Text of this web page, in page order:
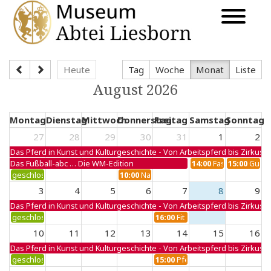
Heute Tag Woche Monat Liste
August 2026
MontagDienstagMittwochDonnerstagFreitag SamstagSonntag
27
28 29 30 31 1 2
Das Pferd in Kunst und Kulturgeschichte - Von Arbeitspferd bis
Das Fußball-abc … Die WM-Edition
14:00Faszination
15:00Gut
geschlossen
10:00Nadel, Stoff & Pferdeglück
3 4 5 6 7 8 9
Das Pferd in Kunst und Kulturgeschichte - Von Arbeitspferd bis
geschlossen
16:00Fit durch Futter – die
10 11 12 13 14 15 16
Das Pferd in Kunst und Kulturgeschichte - Von Arbeitspferd bis
geschlossen
15:00Pferd im Fokus – Die